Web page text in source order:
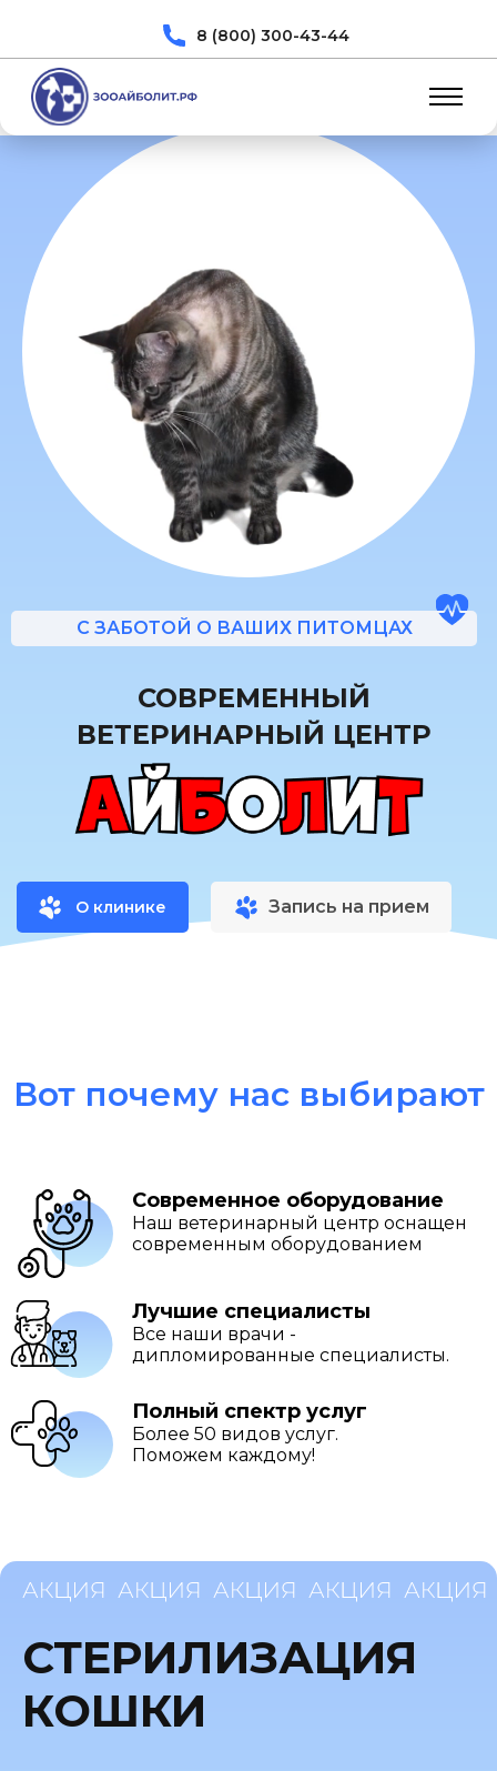
8 (800) 300-43-44
С ЗАБОТОЙ О ВАШИХ ПИТОМЦАХ
СОВРЕМЕННЫЙ
ВЕТЕРИНАРНЫЙ ЦЕНТР
О клинике Запись на прием
Вот почему нас выбирают
Современное оборудование
Наш ветеринарный центр оснащен
современным оборудованием
Лучшие специалисты
Все наши врачи -
дипломированные специалисты.
Полный спектр услуг
Более 50 видов услуг.
Поможем каждому!
СТЕРИЛИЗАЦИЯ
КОШКИ